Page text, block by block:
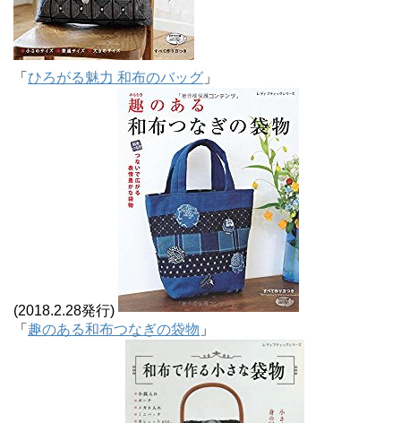
「 ひろがる魅力 和布のバッグ 」
(2018.2.28発行)
「 趣のある和布つなぎの袋物 」